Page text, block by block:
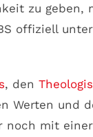
zu
offiziell
, den
und
mit